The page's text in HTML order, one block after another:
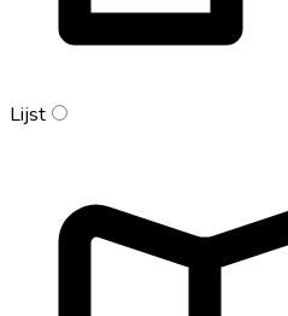
Lijst